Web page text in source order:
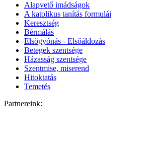
Alapvető imádságok
A katolikus tanítás formulái
Keresztség
Bérmálás
Elsőgyónás - Elsőáldozás
Betegek szentsége
Házasság szentsége
Szentmise, miserend
Hitoktatás
Temetés
Partnereink: